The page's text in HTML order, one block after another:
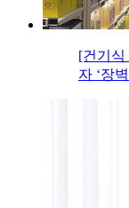
[건기식
자 ‘장벽